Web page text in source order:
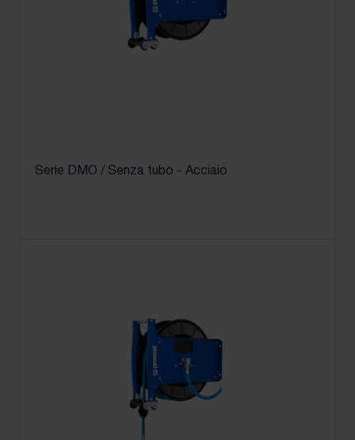
Serie DMO / Senza tubo - Acciaio